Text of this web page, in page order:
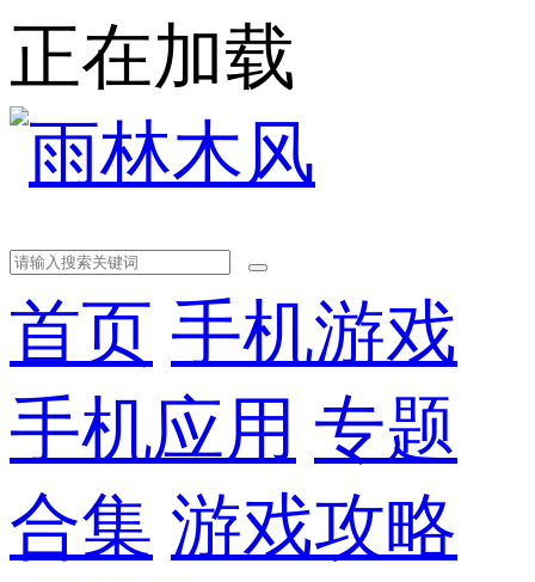
正在加载
首页 手机游戏
手机应用 专题
合集 游戏攻略